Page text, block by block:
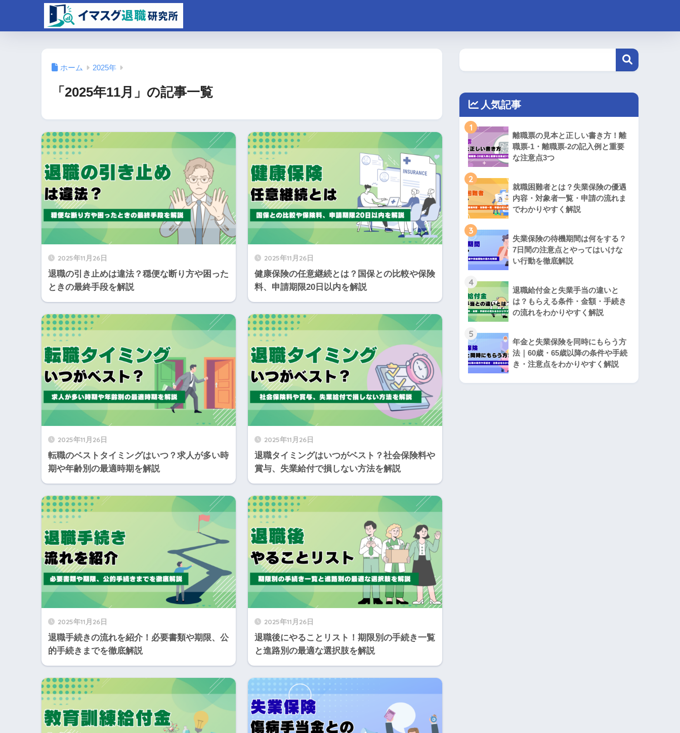
ホーム 2025年
「2025年11月」の記事一覧
2025年11月26日
退職の引き止めは違法？穏便な断り方や困った
ときの最終手段を解説
2025年11月26日
健康保険の任意継続とは？国保との比較や保険
料、申請期限20日以内を解説
2025年11月26日
転職のベストタイミングはいつ？求人が多い時
期や年齢別の最適時期を解説
2025年11月26日
退職タイミングはいつがベスト？社会保険料や
賞与、失業給付で損しない方法を解説
2025年11月26日
退職手続きの流れを紹介！必要書類や期限、公
的手続きまでを徹底解説
2025年11月26日
退職後にやることリスト！期限別の手続き一覧
と進路別の最適な選択肢を解説
人気記事
1
離職票の見本と正しい書き方！離
職票-1・離職票-2の記入例と重要
な注意点3つ
2
就職困難者とは？失業保険の優遇
内容・対象者一覧・申請の流れま
でわかりやすく解説
3
失業保険の待機期間は何をする？
7日間の注意点とやってはいけな
い行動を徹底解説
4
退職給付金と失業手当の違いと
は？もらえる条件・金額・手続き
の流れをわかりやすく解説
5
年金と失業保険を同時にもらう方
法｜60歳・65歳以降の条件や手続
き・注意点をわかりやすく解説